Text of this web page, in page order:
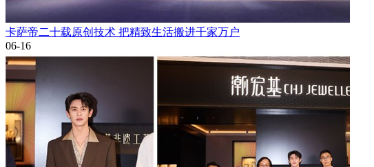
卡萨帝二十载原创技术 把精致生活搬进千家万户
06-16